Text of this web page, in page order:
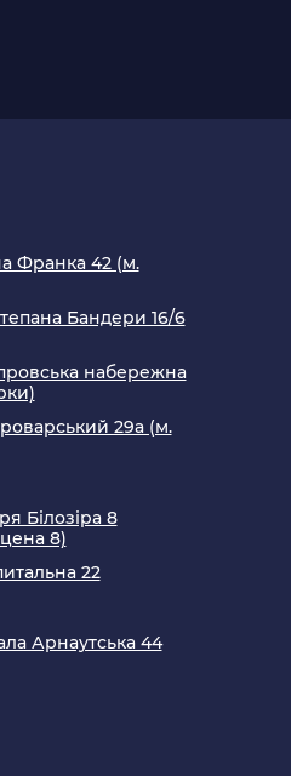
Франка 42 (м.
Бандери 16/6
набережна
29а (м.
Білозіра 8
8)
22
Арнаутська 44